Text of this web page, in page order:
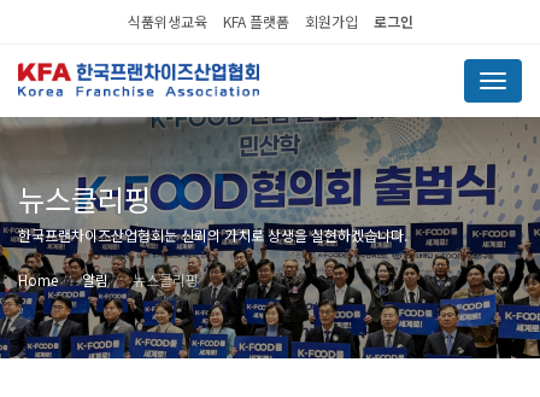
식품위생교육 KFA 플랫폼 회원가입 로그인
Menu
뉴스클리핑
한국프랜차이즈산업협회는 신뢰의 가치로 상생을 실현하겠습니다.
Home 알림 뉴스클리핑